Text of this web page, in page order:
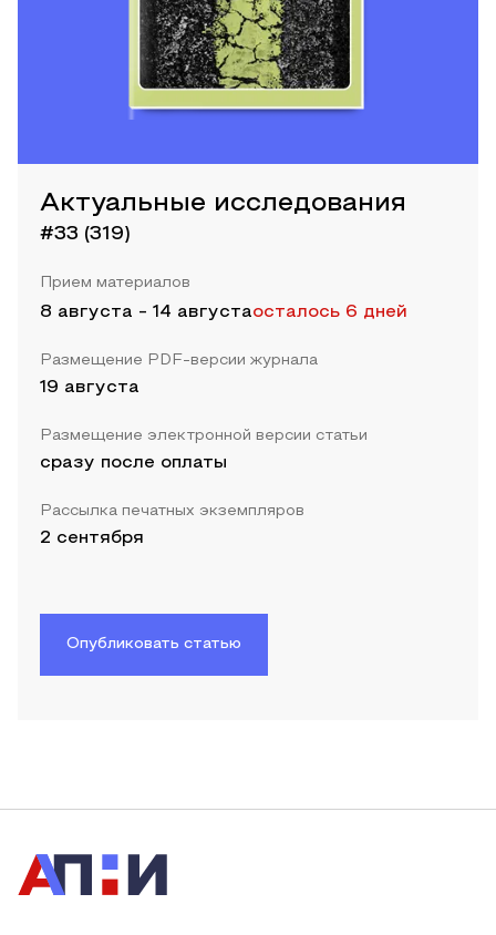
Актуальные исследования
#33 (319)
Прием материалов
8 августа - 14 августаосталось 6 дней
Размещение PDF-версии журнала
19 августа
Размещение электронной версии статьи
сразу после оплаты
Рассылка печатных экземпляров
2 сентября
Опубликовать статью